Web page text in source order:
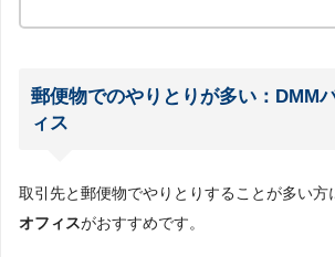
郵便物でのやりとりが多い：DMM
ィス
取引先と郵便物でやりとりすることが多い方
オフィスがおすすめです。